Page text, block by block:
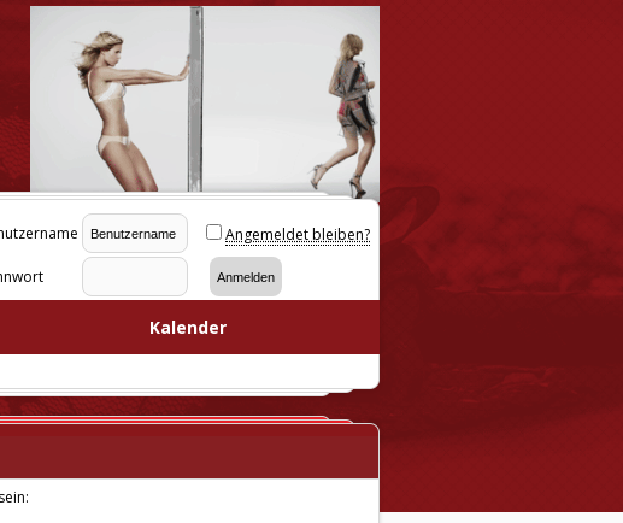
Angemeldet bleiben?
Kalender